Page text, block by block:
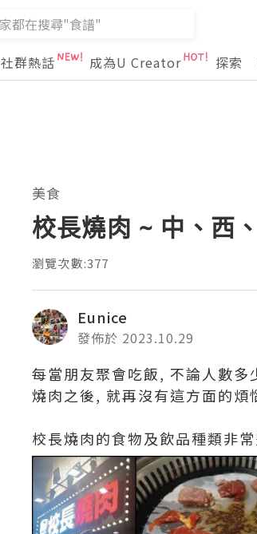
社群熱話 成為U Creator 探索
美食
校長燒肉 ~ 中、西
瀏覽次數:377
Eunice
發佈於 2023.10.29
每當朋友聚會吃飯, 不論人數
燒肉之後, 就再沒有這方面的煩
校長燒肉的食物及飲品種類非